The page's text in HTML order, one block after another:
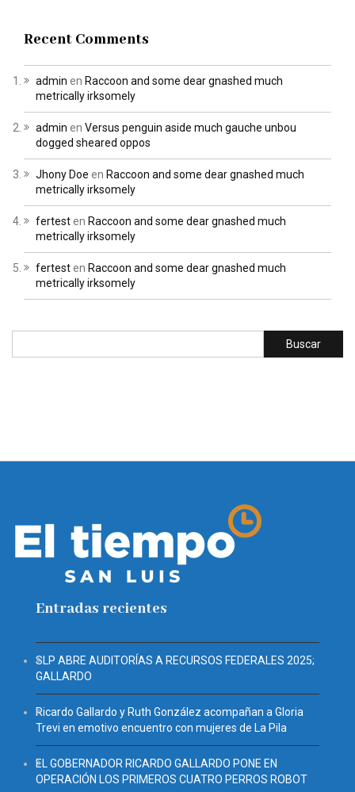
Recent Comments
admin en Raccoon and some dear gnashed much
metrically irksomely
admin en Versus penguin aside much gauche unbou
dogged sheared oppos
Jhony Doe en Raccoon and some dear gnashed much
metrically irksomely
fertesten Raccoon and some dear gnashed much
metrically irksomely
fertesten Raccoon and some dear gnashed much
metrically irksomely
Entradas recientes
SLP ABRE AUDITORÍAS A RECURSOS FEDERALES 2025;
GALLARDO
Ricardo Gallardo y Ruth González acompañan a Gloria
Trevi en emotivo encuentro con mujeres de La Pila
EL GOBERNADOR RICARDO GALLARDO PONE EN
OPERACIÓN LOS PRIMEROS CUATRO PERROS ROBOT